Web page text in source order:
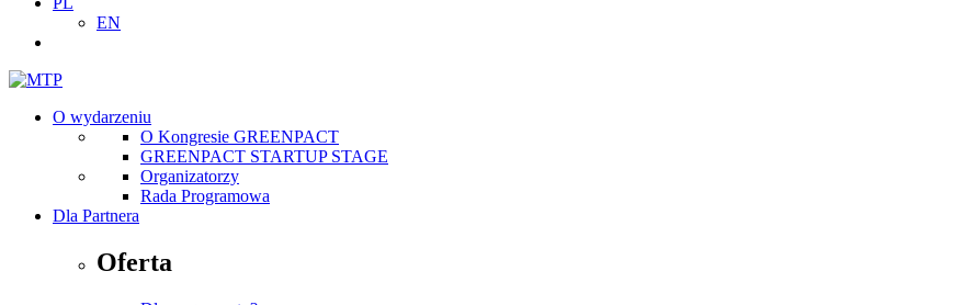
EN
O wydarzeniu
O Kongresie GREENPACT
GREENPACT STARTUP STAGE
Organizatorzy
Rada Programowa
Dla Partnera
Oferta